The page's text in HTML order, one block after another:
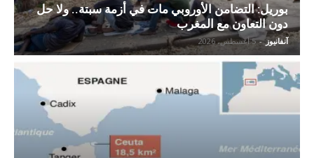
بوريل: التضامن الأوروبي مات في أزمة سبتة.. ولا حل
دون التعاون مع المغرب
آنفانيوز - 5 أغسطس، 2026